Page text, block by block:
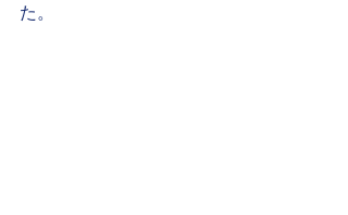
た。